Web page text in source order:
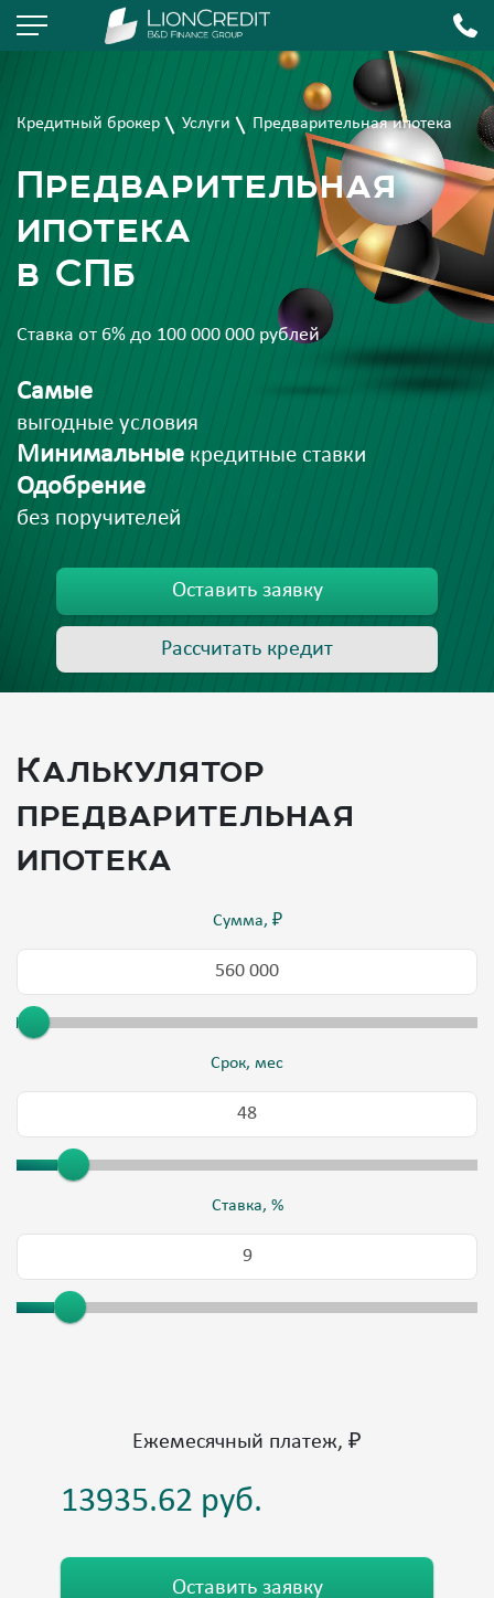
Кредитный брокер Услуги Предварительная ипотека
Предварительная
ипотека
в СПб
Ставка от 6% до 100 000 000 рублей
Самые
выгодные условия
Минимальные кредитные ставки
Одобрение
без поручителей
Оставить заявку
Рассчитать кредит
Калькулятор
предварительная
ипотека
Сумма, ₽
Срок, мес
Ставка, %
Ежемесячный платеж, ₽
Оставить заявку